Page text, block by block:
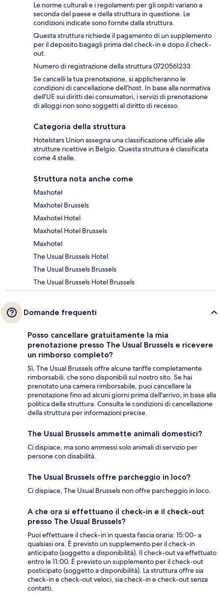
Le norme culturali e i regolamenti per gli ospiti variano a
seconda del paese e della struttura in questione. Le
condizioni indicate sono fornite dalla struttura.
Questa struttura richiede il pagamento di un supplemento
per il deposito bagagli prima del check-in e dopo il check-
out.
Numero di registrazione della struttura 0720561233
Se cancelli la tua prenotazione, si applicheranno le
condizioni di cancellazione dell’host. In base alla normativa
dell’UE sui diritti dei consumatori, i servizi di prenotazione
di alloggi non sono soggetti al diritto di recesso.
Categoria della struttura
Hotelstars Union assegna una classificazione ufficiale alle
strutture ricettive in Belgio. Questa struttura è classificata
come 4 stelle.
Struttura nota anche come
Maxhotel
Maxhotel Brussels
Maxhotel Hotel
Maxhotel Hotel Brussels
Maxhotel
The Usual Brussels Hotel
The Usual Brussels Brussels
The Usual Brussels Hotel Brussels
Domande frequenti
Posso cancellare gratuitamente la mia
prenotazione presso The Usual Brussels e ricevere
un rimborso completo?
Sì, The Usual Brussels offre alcune tariffe completamente
rimborsabili, che sono disponibili sul nostro sito. Se hai
prenotato una camera rimborsabile, puoi cancellare la
prenotazione fino ad alcuni giorni prima dell'arrivo, in base alla
politica della struttura. Consulta le condizioni di cancellazione
della struttura per informazioni precise.
The Usual Brussels ammette animali domestici?
Ci dispiace, ma sono ammessi solo animali di servizio per
persone con disabilità.
The Usual Brussels offre parcheggio in loco?
Ci dispiace, The Usual Brussels non offre parcheggio in loco.
A che ora si effettuano il check-in e il check-out
presso The Usual Brussels?
Puoi effettuare il check-in in questa fascia oraria: 15:00- a
qualsiasi ora. È previsto un supplemento per il check-in
anticipato (soggetto a disponibilità). Il check-out va effettuato
entro le 11:00. È previsto un supplemento per il check-out
posticipato (soggetto a disponibilità). La struttura offre sia
check-in e check-out veloci, sia check-in e check-out senza
contatti.